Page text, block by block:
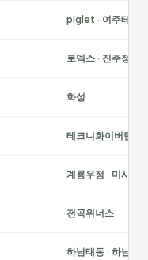
piglet · 여주테동
로덱스 · 진주정우
화성
테크니화이버팀
계룡우정 · 미시몽
전곡위너스
하남태동 · 하남여